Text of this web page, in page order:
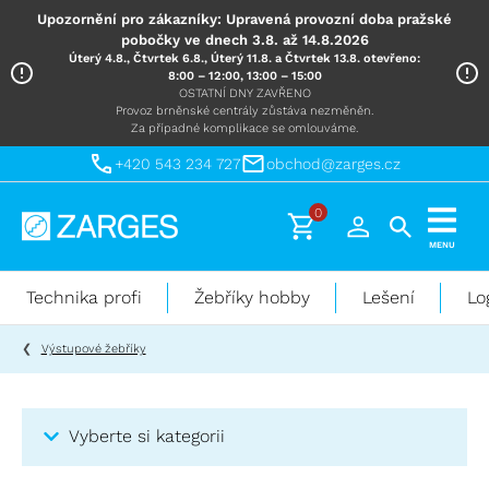
Upozornění pro zákazníky: Upravená provozní doba pražské
pobočky ve dnech 3.8. až 14.8.2026
Úterý 4.8., Čtvrtek 6.8., Úterý 11.8. a Čtvrtek 13.8. otevřeno:
8:00 – 12:00, 13:00 – 15:00
OSTATNÍ DNY ZAVŘENO
Provoz brněnské centrály zůstáva nezměněn.
Za případné komplikace se omlouváme.
+420 543 234 727 obchod@zarges.cz
Technika
práci
výškách
0
MENU
Technika profi Žebříky hobby Lešení
Výstupové žebříky
Vyberte si kategorii